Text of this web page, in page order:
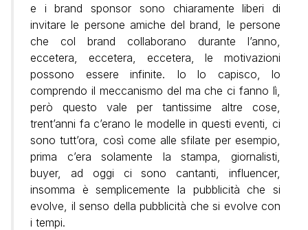
e i brand sponsor sono chiaramente liberi di
invitare le persone amiche del brand, le persone
che col brand collaborano durante l’anno,
eccetera, eccetera, eccetera, le motivazioni
possono essere infinite. Io lo capisco, lo
comprendo il meccanismo del ma che ci fanno lì,
però questo vale per tantissime altre cose,
trent’anni fa c’erano le modelle in questi eventi, ci
sono tutt’ora, così come alle sfilate per esempio,
prima c’era solamente la stampa, giornalisti,
buyer, ad oggi ci sono cantanti, influencer,
insomma è semplicemente la pubblicità che si
evolve, il senso della pubblicità che si evolve con
i tempi.